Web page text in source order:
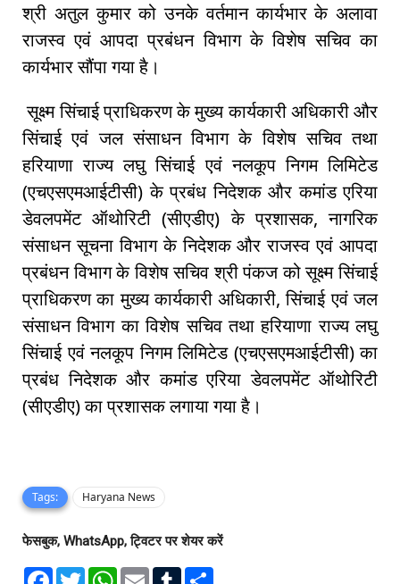
श्री अतुल कुमार को उनके वर्तमान कार्यभार के अलावा
राजस्व एवं आपदा प्रबंधन विभाग के विशेष सचिव का
कार्यभार सौंपा गया है।
सूक्ष्म सिंचाई प्राधिकरण के मुख्य कार्यकारी अधिकारी और
सिंचाई एवं जल संसाधन विभाग के विशेष सचिव तथा
हरियाणा राज्य लघु सिंचाई एवं नलकूप निगम लिमिटेड
(एचएसएमआईटीसी) के प्रबंध निदेशक और कमांड एरिया
डेवलपमेंट ऑथोरिटी (सीएडीए) के प्रशासक, नागरिक
संसाधन सूचना विभाग के निदेशक और राजस्व एवं आपदा
प्रबंधन विभाग के विशेष सचिव श्री पंकज को सूक्ष्म सिंचाई
प्राधिकरण का मुख्य कार्यकारी अधिकारी, सिंचाई एवं जल
संसाधन विभाग का विशेष सचिव तथा हरियाणा राज्य लघु
सिंचाई एवं नलकूप निगम लिमिटेड (एचएसएमआईटीसी) का
प्रबंध निदेशक और कमांड एरिया डेवलपमेंट ऑथोरिटी
(सीएडीए) का प्रशासक लगाया गया है।
Tags: Haryana News
फेसबुक, WhatsApp, ट्विटर पर शेयर करें
F
T
W
E
T